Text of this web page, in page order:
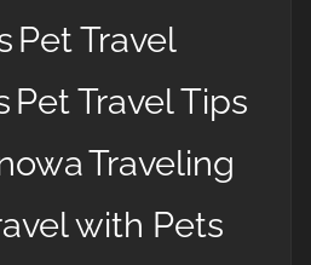
Pet Travel
Pet Travel Tips
Traveling
with Pets